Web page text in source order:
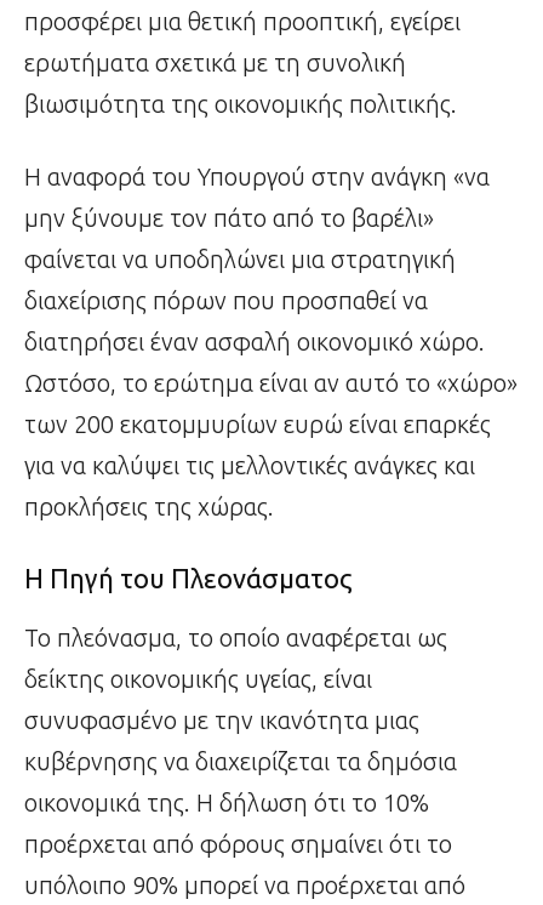
προσφέρει μια θετική προοπτική, εγείρει
ερωτήματα σχετικά με τη συνολική
βιωσιμότητα της οικονομικής πολιτικής.
Η αναφορά του Υπουργού στην ανάγκη «να
μην ξύνουμε τον πάτο από το βαρέλι»
φαίνεται να υποδηλώνει μια στρατηγική
διαχείρισης πόρων που προσπαθεί να
διατηρήσει έναν ασφαλή οικονομικό χώρο.
Ωστόσο, το ερώτημα είναι αν αυτό το «χώρο»
των 200 εκατομμυρίων ευρώ είναι επαρκές
για να καλύψει τις μελλοντικές ανάγκες και
προκλήσεις της χώρας.
Η Πηγή του Πλεονάσματος
Το πλεόνασμα, το οποίο αναφέρεται ως
δείκτης οικονομικής υγείας, είναι
συνυφασμένο με την ικανότητα μιας
κυβέρνησης να διαχειρίζεται τα δημόσια
οικονομικά της. Η δήλωση ότι το 10%
προέρχεται από φόρους σημαίνει ότι το
υπόλοιπο 90% μπορεί να προέρχεται από